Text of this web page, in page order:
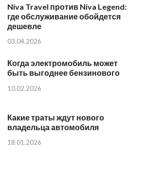
Niva Travel против Niva Legend:
где обслуживание обойдется
дешевле
03.04.2026
Когда электромобиль может
быть выгоднее бензинового
10.02.2026
Какие траты ждут нового
владельца автомобиля
18.01.2026